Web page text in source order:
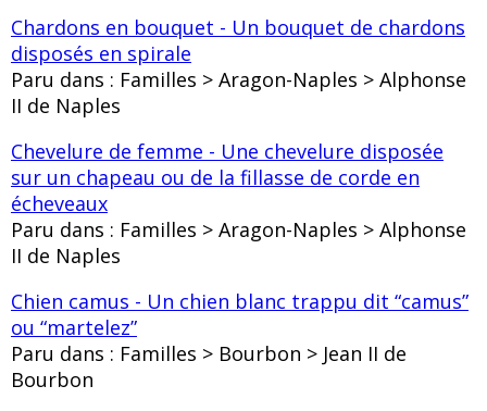
Chardons en bouquet - Un bouquet de chardons
disposés en spirale
Paru dans : Familles > Aragon-Naples > Alphonse
II de Naples
Chevelure de femme - Une chevelure disposée
sur un chapeau ou de la fillasse de corde en
écheveaux
Paru dans : Familles > Aragon-Naples > Alphonse
II de Naples
Chien camus - Un chien blanc trappu dit “camus”
ou “martelez”
Paru dans : Familles > Bourbon > Jean II de
Bourbon